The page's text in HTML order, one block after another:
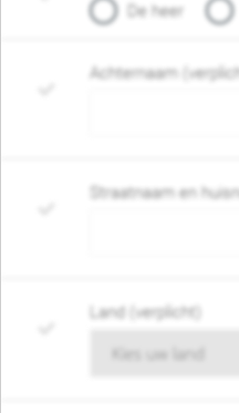
De heer
Achternaam
Straatnaam en
Land (verplicht)